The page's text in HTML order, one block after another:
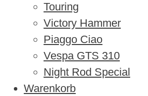
Touring
Victory Hammer
Piaggo Ciao
Vespa GTS 310
Night Rod Special
Warenkorb